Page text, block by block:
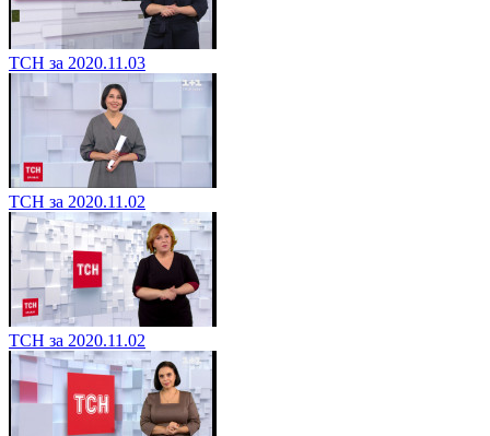
ТСН за 2020.11.03
ТСН за 2020.11.02
ТСН за 2020.11.02